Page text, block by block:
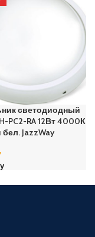
светодиодный
PC2-RA 12Вт 4000К
JazzWay